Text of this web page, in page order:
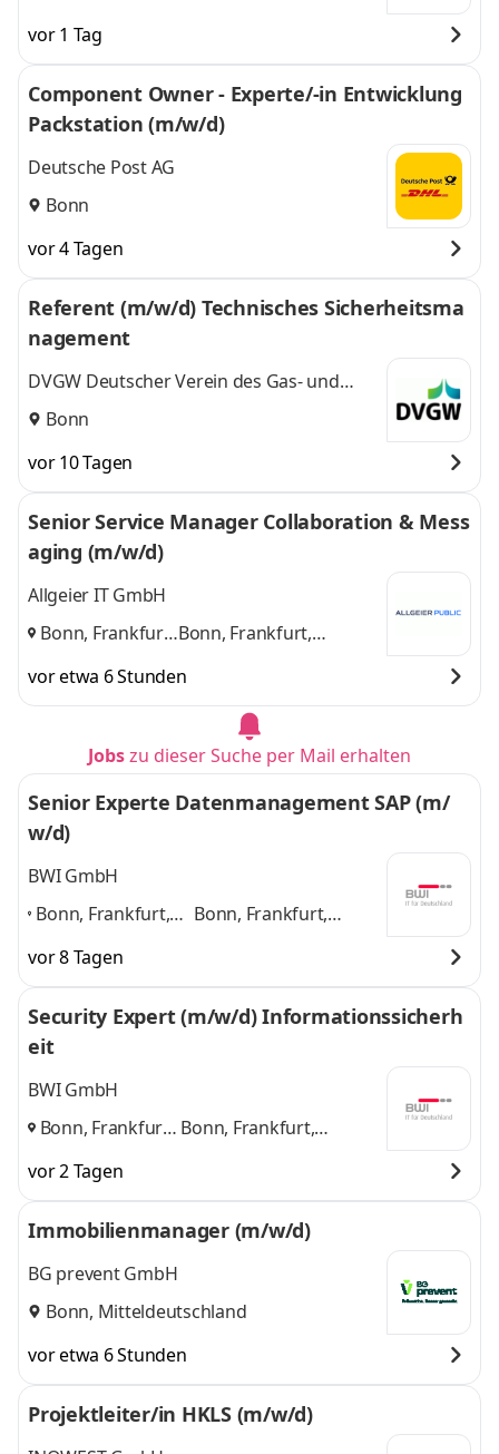
vor 1 Tag
Component Owner - Experte/-in Entwicklung
Packstation (m/w/d)
Deutsche Post AG
Bonn
vor 4 Tagen
Referent (m/w/d) Technisches Sicherheitsma
nagement
DVGW Deutscher Verein des Gas- und
Wasserfaches e.V.
Bonn
vor 10 Tagen
Senior Service Manager Collaboration & Mess
aging (m/w/d)
Allgeier IT GmbH
Bonn, Frankfurt, Bonn, Frankfurt,
vor etwa 6 Stunden
Jobszu dieser Suche per Mail erhalten
Senior Experte Datenmanagement SAP (m/
w/d)
BWI GmbH
Bonn, Frankfurt,
München,
Nürnberg, Ulm,
Berlin, Leipzig,
Bonn, Frankfurt,
Leipzigund 6 weitere
vor 8 Tagen
Security Expert (m/w/d) Informationssicherh
eit
BWI GmbH
Bonn, Frankfurt, Bonn, Frankfurt,
vor 2 Tagen
Immobilienmanager (m/w/d)
BG prevent GmbH
Bonn, Mitteldeutschland
vor etwa 6 Stunden
Projektleiter/in HKLS (m/w/d)